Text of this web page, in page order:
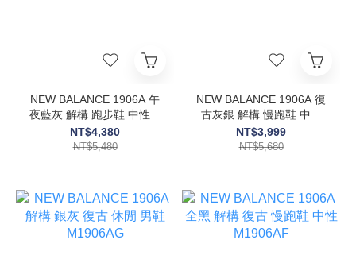
NEW BALANCE 1906A 午
夜藍灰 解構 跑步鞋 中性鞋
款 U19064F6
NT$4,380
NT$5,480
NEW BALANCE 1906A 復
古灰銀 解構 慢跑鞋 中性
M1906AD
NT$3,999
NT$5,680